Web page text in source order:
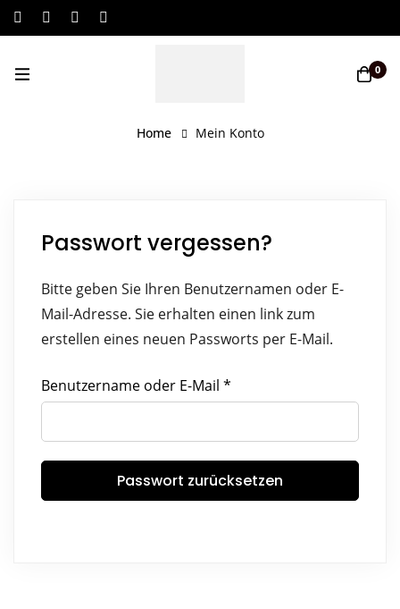
0
Home Mein Konto
Passwort vergessen?
Bitte geben Sie Ihren Benutzernamen oder E-
Mail-Adresse. Sie erhalten einen link zum
erstellen eines neuen Passworts per E-Mail.
Benutzername oder E-Mail *
Passwort zurücksetzen